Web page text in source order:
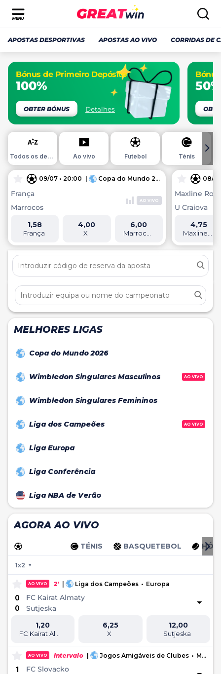
APOSTAS DESPORTIVAS APOSTAS AO VIVO CORRIDAS DE
Todos os desportos Ao vivo Futebol Ténis
09/07 • 20:00 Copa do Mundo 2026 Mundo
França
Marrocos
AO VIVO
França
1,58
X
4,00 6,00
08/
Maxline
U Craiova
4,75
MELHORES LIGAS
Copa do Mundo 2026
Wimbledon Singulares Masculinos AO VIVO
Wimbledon Singulares Femininos
Liga dos Campeões AO VIVO
Liga Europa
Liga Conferência
Liga NBA de Verão
AGORA AO VIVO
TÉNIS BASQUETEBOL
1x2
AO VIVO 2' Liga dos Campeões • Europa
0
0
FC Kairat Almaty
Sutjeska
1,20
X
6,25
Sutjeska
12,00
AO VIVO Intervalo Jogos Amigáveis de Clubes • Mundo
1
FC Slovacko